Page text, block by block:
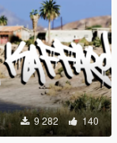
9 282 140